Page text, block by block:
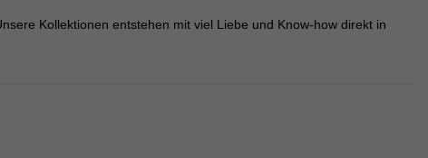
Kollektionen entstehen mit viel Liebe und Know-how direkt in